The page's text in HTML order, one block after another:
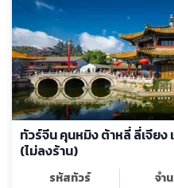
ทัวร์จีน คุนหมิง ต้าหลี่ ลี่เจียง
(ไม่ลงร้าน)
รหัสทัวร์
จำ